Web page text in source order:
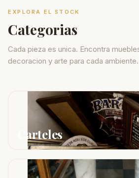
EXPLORA EL STOCK
Categorias
Cada pieza es unica. Encontra
decoracion y arte para cada ambiente.
Carteles